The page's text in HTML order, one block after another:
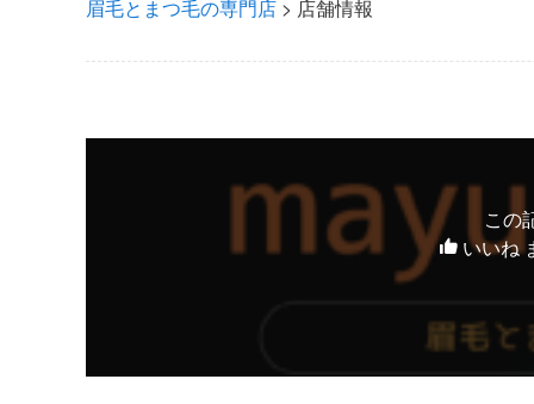
眉毛とまつ毛の専門店 > 店舗情報
この
いいね